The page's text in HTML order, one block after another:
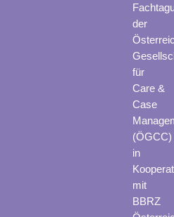
der
für
Care &
Case
(ÖGCC)
in
mit
BBRZ